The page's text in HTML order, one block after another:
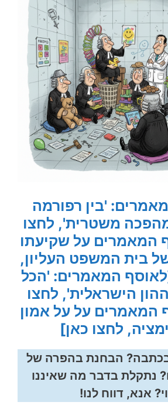
'בין רפורמה
משטרית', לחצו
המאמרים על שקיעתו
של בית המשפט העליון,
המאמרים: 'הכל
הישראלית', לחצו
המאמרים על על אמון
לחצו כאן]
הבחנת בהפרה של
נתקלת בדבר מה שאיננו
אנא, דווח לנו!